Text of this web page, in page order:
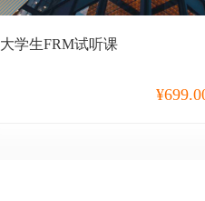
大学生FRM试听课
¥